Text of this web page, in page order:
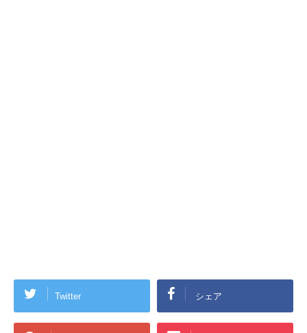
Twitter シェア